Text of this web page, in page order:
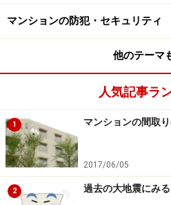
マンションの防犯・セキュリティ
他のテーマ
人気記事ラ
1 マンションの間取
2017/06/05
2 過去の大地震にみ